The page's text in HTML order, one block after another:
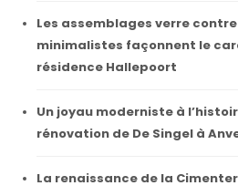
Les assemblages verre
minimalistes façonnent le
résidence Hallepoort
Un joyau moderniste à
rénovation de De Singel à
La renaissance de la